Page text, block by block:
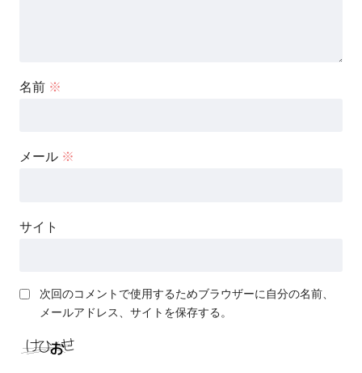
名前 ※
メール ※
サイト
次回のコメントで使用するためブラウザーに自分の名前、
メールアドレス、サイトを保存する。